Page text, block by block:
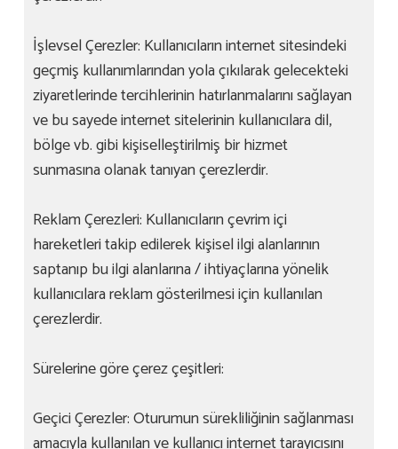
İşlevsel Çerezler: Kullanıcıların internet sitesindeki
geçmiş kullanımlarından yola çıkılarak gelecekteki
ziyaretlerinde tercihlerinin hatırlanmalarını sağlayan
ve bu sayede internet sitelerinin kullanıcılara dil,
bölge vb. gibi kişiselleştirilmiş bir hizmet
sunmasına olanak tanıyan çerezlerdir.
Reklam Çerezleri: Kullanıcıların çevrim içi
hareketleri takip edilerek kişisel ilgi alanlarının
saptanıp bu ilgi alanlarına / ihtiyaçlarına yönelik
kullanıcılara reklam gösterilmesi için kullanılan
çerezlerdir.
Sürelerine göre çerez çeşitleri:
Geçici Çerezler: Oturumun sürekliliğinin sağlanması